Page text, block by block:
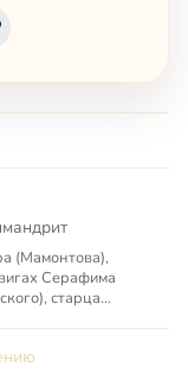
(Мамонтова),
Серафима
старца